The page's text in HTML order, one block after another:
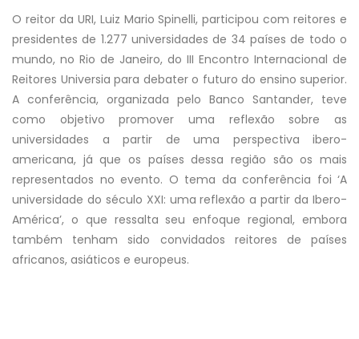
O reitor da URI, Luiz Mario Spinelli, participou com reitores e
presidentes de 1.277 universidades de 34 países de todo o
mundo, no Rio de Janeiro, do III Encontro Internacional de
Reitores Universia para debater o futuro do ensino superior.
A conferência, organizada pelo Banco Santander, teve
como objetivo promover uma reflexão sobre as
universidades a partir de uma perspectiva ibero-
americana, já que os países dessa região são os mais
representados no evento. O tema da conferência foi ‘A
universidade do século XXI: uma reflexão a partir da Ibero-
América’, o que ressalta seu enfoque regional, embora
também tenham sido convidados reitores de países
africanos, asiáticos e europeus.